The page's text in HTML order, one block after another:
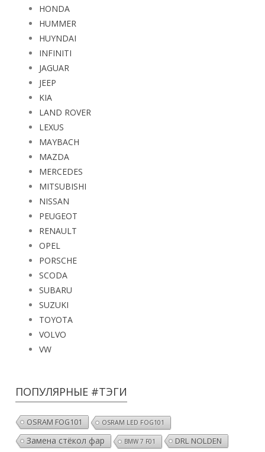
HONDA
HUMMER
HUYNDAI
INFINITI
JAGUAR
JEEP
KIA
LAND ROVER
LEXUS
MAYBACH
MAZDA
MERCEDES
MITSUBISHI
NISSAN
PEUGEOT
RENAULT
OPEL
PORSCHE
SCODA
SUBARU
SUZUKI
TOYOTA
VOLVO
VW
ПОПУЛЯРНЫЕ #ТЭГИ
OSRAM FOG101 OSRAM LED FOG101
Замена стёкол фар BMW 7 F01 DRL NOLDEN